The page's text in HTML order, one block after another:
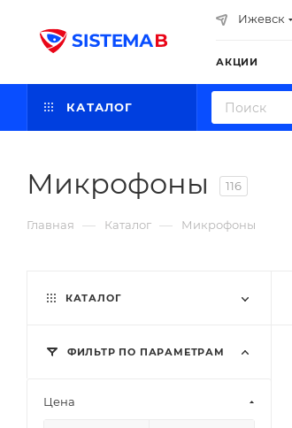
Ижевск
АКЦИИ
КАТАЛОГ
Микрофоны 116
Главная — Каталог — Микрофоны
КАТАЛОГ
ФИЛЬТР ПО ПАРАМЕТРАМ
Цена